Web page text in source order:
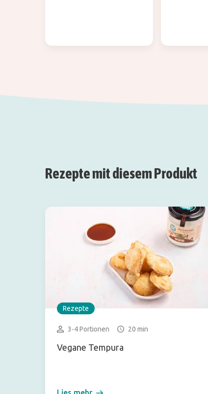
Rezepte mit diesem Produkt
Rezepte
3-4 Portionen 20 min
Vegane Tempura